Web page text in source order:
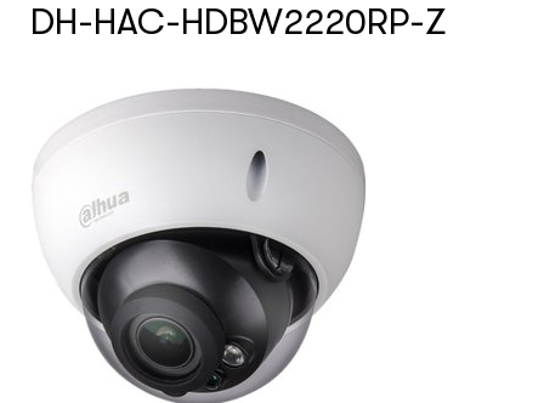
Защита товара на стеллажах
Системы фонового озвучивания
Системы контроля и управления
доступом
Сетевое оборудование
Защитные сейферы и боксы
DH-HAC-HDBW2220RP-Z